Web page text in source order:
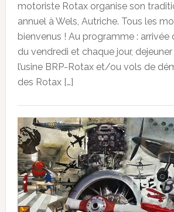
motoriste Rotax organise son
annuel à Wels, Autriche. Tous les
bienvenus ! Au programme : arrivée
du vendredi et chaque jour,
l’usine BRP-Rotax et/ou vols de
des Rotax […]